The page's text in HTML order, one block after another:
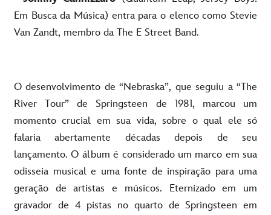
Em Busca da Música) entra para o elenco como Stevie
Van Zandt, membro da The E Street Band.
O desenvolvimento de “Nebraska”, que seguiu a “The
River Tour” de Springsteen de 1981, marcou um
momento crucial em sua vida, sobre o qual ele só
falaria abertamente décadas depois de seu
lançamento. O álbum é considerado um marco em sua
odisseia musical e uma fonte de inspiração para uma
geração de artistas e músicos. Eternizado em um
gravador de 4 pistas no quarto de Springsteen em